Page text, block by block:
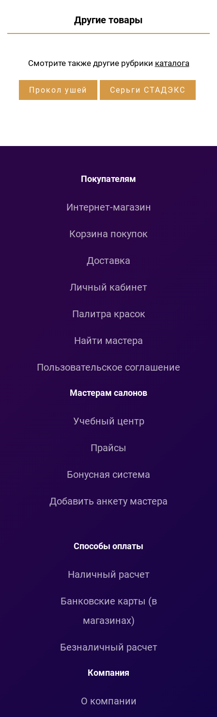
Другие товары
Смотрите также другие рубрики каталога
Прокол ушей Серьги СТАДЭКС
Покупателям
Интернет-магазин
Корзина покупок
Доставка
Личный кабинет
Палитра красок
Найти мастера
Пользовательское соглашение
Мастерам салонов
Учебный центр
Прайсы
Бонусная система
Добавить анкету мастера
Способы оплаты
Наличный расчет
Банковские карты (в
магазинах)
Безналичный расчет
Компания
О компании